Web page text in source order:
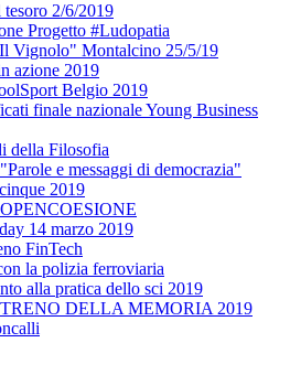
tesoro 2/6/2019
Progetto #Ludopatia
Vignolo" Montalcino 25/5/19
azione 2019
Belgio 2019
finale nazionale Young Business
della Filosofia
e messaggi di democrazia"
2019
14 marzo 2019
FinTech
la polizia ferroviaria
alla pratica dello sci 2019
TRENO DELLA MEMORIA 2019